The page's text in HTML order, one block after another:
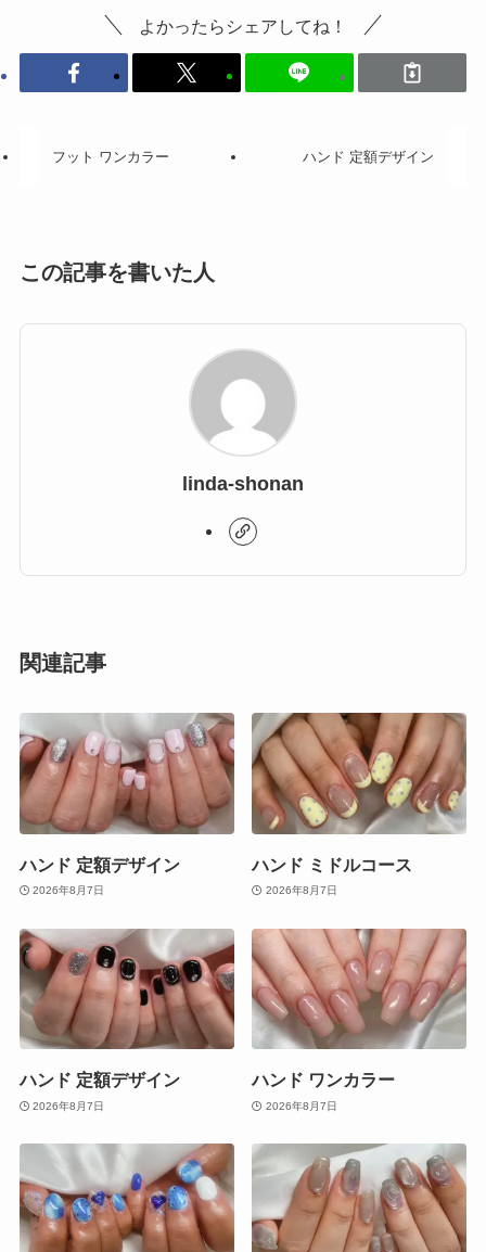
よかったらシェアしてね！
フット ワンカラー ハンド 定額デザイン
この記事を書いた人
linda-shonan
関連記事
ハンド 定額デザイン
2026年8月7日
ハンド ミドルコース
2026年8月7日
ハンド 定額デザイン
2026年8月7日
ハンド ワンカラー
2026年8月7日